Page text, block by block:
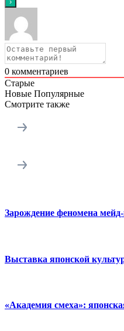
0 комментариев
Старые
Новые Популярные
Смотрите также
Зарождение феномена
Выставка японской
«Академия смеха»: